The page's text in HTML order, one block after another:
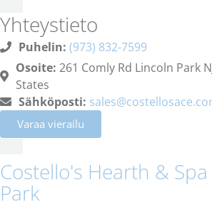
Yhteystieto
Puhelin: (973) 832-7599
Osoite: 261 Comly Rd Lincoln Park
States
Sähköposti:
Varaa vierailu
Costello's Hearth &
Park